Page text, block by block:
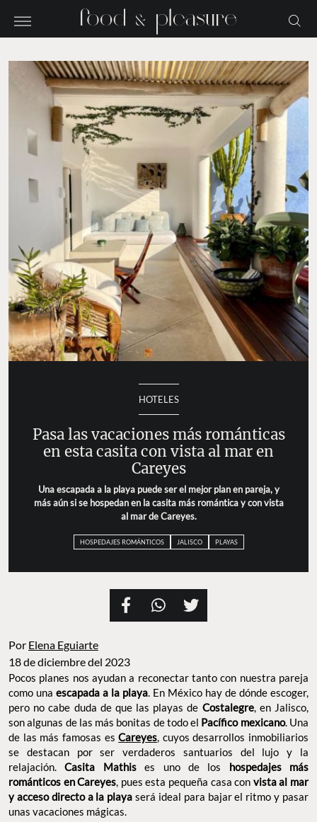
HOTELES
Pasa las vacaciones más románticas
en esta casita con vista al mar en
Careyes
Una escapada a la playa puede ser el mejor plan en pareja, y
más aún si se hospedan en la casita más romántica y con vista
al mar de Careyes.
HOSPEDAJES ROMÁNTICOS JALISCO PLAYAS
Por Elena Eguiarte
18 de diciembre del 2023
Pocos planes nos ayudan a reconectar tanto con nuestra pareja
como una escapada a la playa. En México hay de dónde escoger,
pero no cabe duda de que las playas de Costalegre, en Jalisco,
son algunas de las más bonitas de todo el Pacífico mexicano. Una
de las más famosas esCareyes, cuyos desarrollos inmobiliarios
se destacan por ser verdaderos santuarios del lujo y la
relajación.Casita Mathises uno de los hospedajes más
románticos en Careyes, pues esta pequeña casa con vista al mar
y acceso directo a la playa será ideal para bajar el ritmo y pasar
unas vacaciones mágicas.